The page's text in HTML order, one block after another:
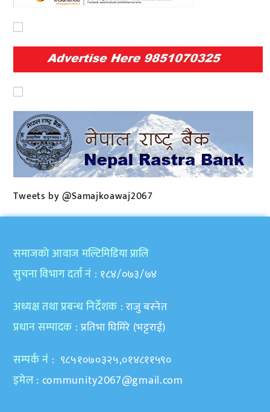
Tweets by @Samajkoawaj2067
समाजकाे आवाज मल्टिमिडिया प्रालि
सुचना विभाग दर्ता नं : १८४/०७३/७४
अध्यक्ष तथा प्रबन्ध निर्देशक : राजु बस्नेत
प्रधान सम्पादक : प्रतिभा घिमिरे (भट्टराई)
सम्पर्क नं : ९८५१०७०३२५,०१४८११५९०
इमेल: community2067@gmail.com